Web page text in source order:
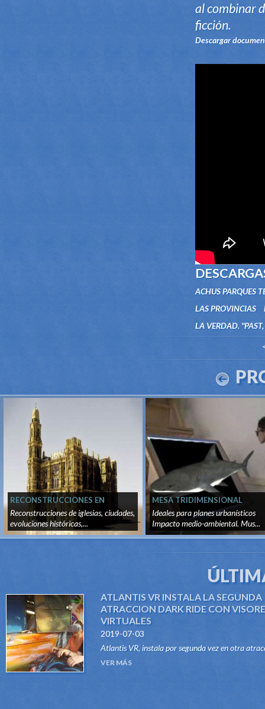
al combinar
ficción.
Descargar
ACHUS PARQUES
LAS PROVINCIAS
LA VERDAD.
RECONSTRUCCIONES EN
TIEMPO REAL
Reconstrucciones de iglesias, ciudades,
evoluciones históricas,...
MESA TRIDIMENSIONAL
Ideales para planes urbanísticos
Impacto medio-ambiental. Mus...
ATLANTIS VR INSTALA LA SEGUNDA
ATRACCION DARK RIDE CON
VIRTUALES
2019-07-03
Atlantis VR, instala por segunda vez en otra
del tipo Dark Ride, su sistema "VR RIDES".
VER MÁS